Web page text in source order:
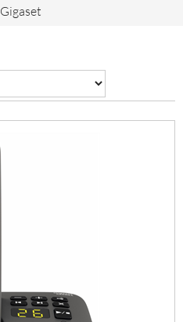
Gigaset